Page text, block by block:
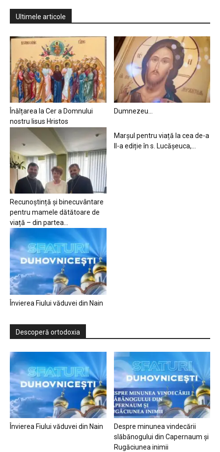
Ultimele articole
Înălțarea la Cer a Domnului
nostru Iisus Hristos
Dumnezeu…
Recunoștință și binecuvântare
pentru mamele dătătoare de
viață – din partea...
Marșul pentru viață la cea de-a
II-a ediție în s. Lucășeuca,...
Învierea Fiului văduvei din Nain
Descoperă ortodoxia
Învierea Fiului văduvei din Nain
Despre minunea vindecării
slăbănogului din Capernaum și
Rugăciunea inimii